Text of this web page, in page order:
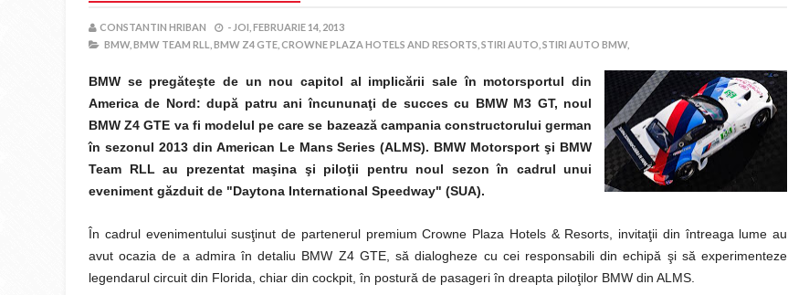
CONSTANTIN HRIBAN - JOI, FEBRUARIE 14, 2013
BMW, BMW TEAM RLL, BMW Z4 GTE, CROWNE PLAZA HOTELS AND RESORTS, STIRI AUTO, STIRI AUTO BMW,
BMW se pregăteşte de un nou capitol al implicării sale în motorsportul din
America de Nord: după patru ani încununaţi de succes cu BMW M3 GT, noul
BMW Z4 GTE va fi modelul pe care se bazează campania constructorului german
în sezonul 2013 din American Le Mans Series (ALMS). BMW Motorsport şi BMW
Team RLL au prezentat maşina şi piloţii pentru noul sezon în cadrul unui
eveniment găzduit de "Daytona International Speedway" (SUA).
În cadrul evenimentului susţinut de partenerul premium Crowne Plaza Hotels & Resorts, invitaţii din întreaga lume au
avut ocazia de a admira în detaliu BMW Z4 GTE, să dialogheze cu cei responsabili din echipă şi să experimenteze
legendarul circuit din Florida, chiar din cockpit, în postură de pasageri în dreapta piloţilor BMW din ALMS.